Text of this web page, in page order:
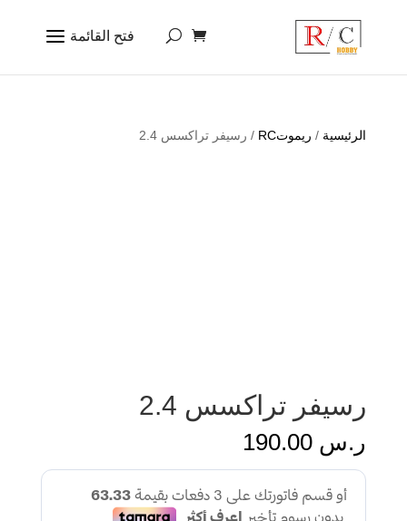
الرئيسية / ريموتRC / رسيفر تراكسس 2.4
رسيفر تراكسس 2.4
ر.س